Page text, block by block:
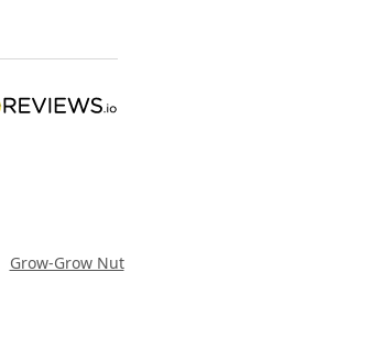
Grow-Grow Nut